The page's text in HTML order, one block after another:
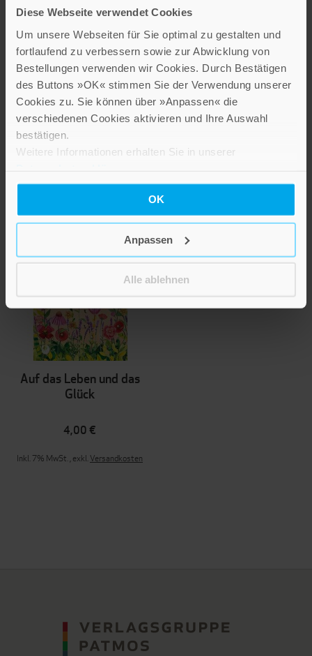
Diese Webseite verwendet Cookies
Um unsere Webseiten für Sie optimal zu gestalten und
fortlaufend zu verbessern sowie zur Abwicklung von
Bestellungen verwenden wir Cookies. Durch Bestätigen
des Buttons »OK« stimmen Sie der Verwendung unserer
Cookies zu. Sie können über »Anpassen« die
verschiedenen Cookies aktivieren und Ihre Auswahl
bestätigen.
Weitere Informationen erhalten Sie in unserer
OK
Anpassen
Alle ablehnen
Tausendfache Wünsche
4,00 €
Inkl. 7% MwSt.
Auf das Leben und das
Glück
4,00 €
Inkl. 7% MwSt.,exkl.Versandkosten